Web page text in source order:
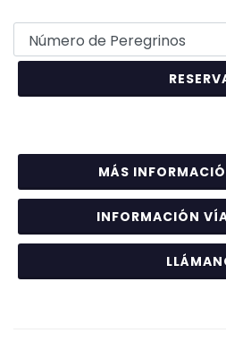
MÁS
INFORMACIÓN